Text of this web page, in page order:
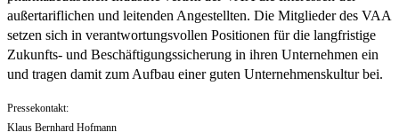
außertariflichen und leitenden Angestellten. Die Mitglieder des VAA
setzen sich in verantwortungsvollen Positionen für die langfristige
Zukunfts- und Beschäftigungssicherung in ihren Unternehmen ein
und tragen damit zum Aufbau einer guten Unternehmenskultur bei.
Pressekontakt:
Klaus Bernhard Hofmann